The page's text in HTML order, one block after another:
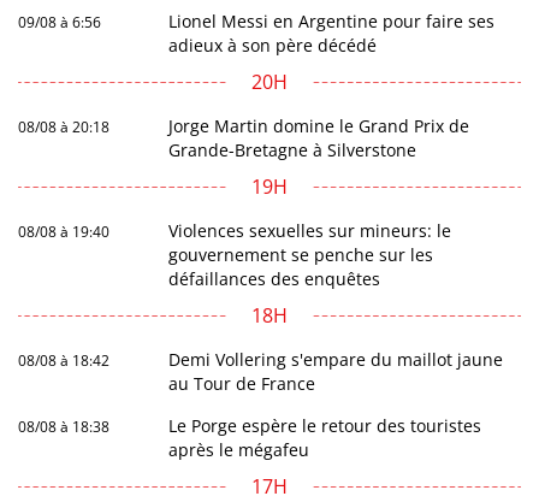
09/08 à 6:56
Lionel Messi en Argentine pour faire ses
adieux à son père décédé
20H
08/08 à 20:18
Jorge Martin domine le Grand Prix de
Grande-Bretagne à Silverstone
19H
08/08 à 19:40
Violences sexuelles sur mineurs: le
gouvernement se penche sur les
défaillances des enquêtes
18H
08/08 à 18:42
Demi Vollering s'empare du maillot jaune
au Tour de France
08/08 à 18:38
Le Porge espère le retour des touristes
après le mégafeu
17H